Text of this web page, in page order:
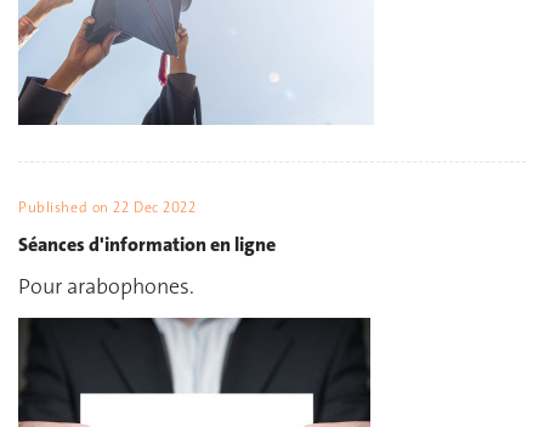
Published on22 Dec 2022
Séances d'information en ligne
Pour arabophones.